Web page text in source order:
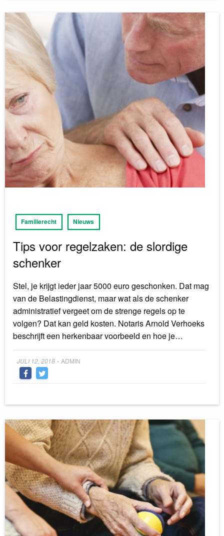
Familierecht Nieuws
Tips voor regelzaken: de slordige
schenker
Stel, je krijgt ieder jaar 5000 euro geschonken. Dat mag
van de Belastingdienst, maar wat als de schenker
administratief vergeet om de strenge regels op te
volgen? Dat kan geld kosten. Notaris Arnold Verhoeks
beschrijft een herkenbaar voorbeeld en hoe je…
Posted
on
JULI 12, 2018 • ADMIN